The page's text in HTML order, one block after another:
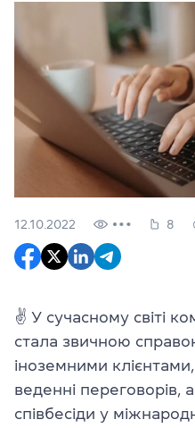
12.10.2022 8
✌ У сучасному світі
стала звичною
іноземними
веденні переговорів,
співбесіди у